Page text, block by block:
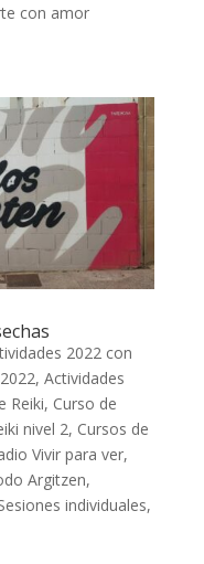
con amor
2022 con
, Actividades
Reiki, Curso de
nivel 2, Cursos de
Vivir para ver,
Argitzen,
individuales,